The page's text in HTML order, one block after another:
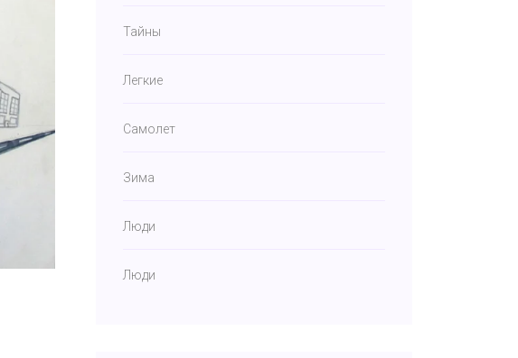
Тайны
Легкие
Самолет
Зима
Люди
Люди